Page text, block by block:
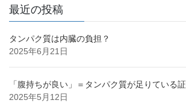
最近の投稿
タンパク質は内臓の負担？
2025年6月21日
「腹持ちが良い」＝タンパク質が足りている証
2025年5月12日